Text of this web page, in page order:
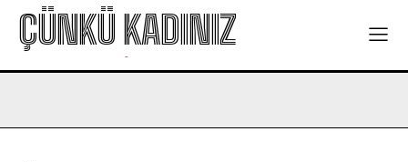
ÇÜNKÜ KADINIZ
-